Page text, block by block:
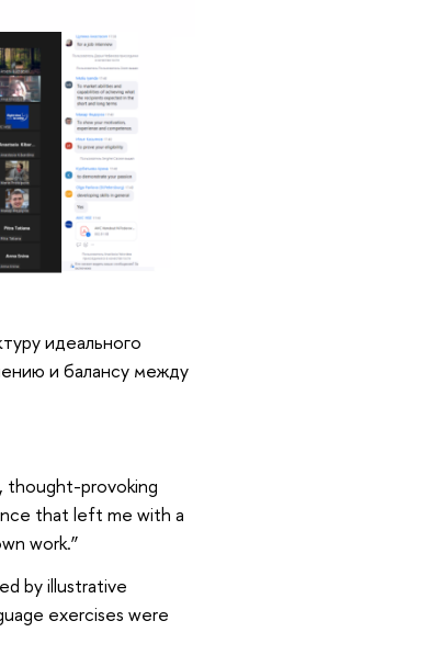
идеального
и балансу между
thought-provoking
that left me with a
work.”
by illustrative
exercises were